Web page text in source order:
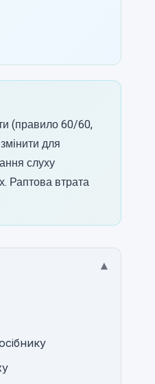
(правило 60/60,
для
слуху
Раптова втрата
▾